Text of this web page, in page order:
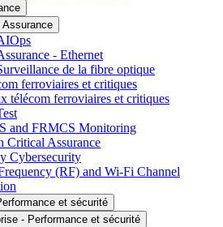
Assurance
- Ethernet
de la fibre optique
ferroviaires et critiques
télécom ferroviaires et critiques
and FRMCS Monitoring
Critical Assurance
Cybersecurity
(RF) and Wi-Fi Channel
et sécurité
- Performance et sécurité